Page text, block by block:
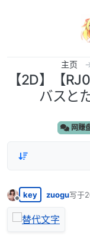
主页
【2D】【
バスと
网赚
离线
key zuogu写于
最后